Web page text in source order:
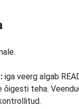
: iga veerg algab
õigesti teha.